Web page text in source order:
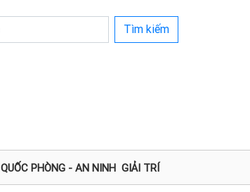
Tìm kiếm
QUỐC PHÒNG - AN NINH GIẢI TRÍ